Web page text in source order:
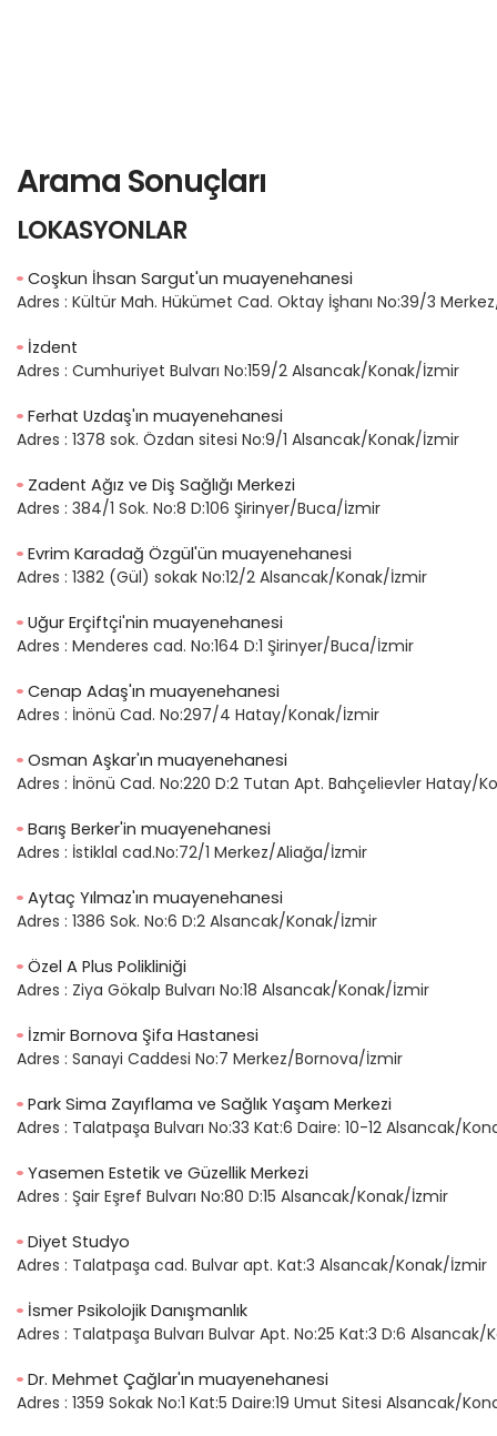
Arama Sonuçları
LOKASYONLAR
Coşkun İhsan Sargut'un muayenehanesi
Adres : Kültür Mah. Hükümet Cad. Oktay İşhanı No:39/3
İzdent
Adres : Cumhuriyet Bulvarı No:159/2 Alsancak/Konak/İzmir
Ferhat Uzdaş'ın muayenehanesi
Adres : 1378 sok. Özdan sitesi No:9/1 Alsancak/Konak/İzmir
Zadent Ağız ve Diş Sağlığı Merkezi
Adres : 384/1 Sok. No:8 D:106 Şirinyer/Buca/İzmir
Evrim Karadağ Özgül'ün muayenehanesi
Adres : 1382 (Gül) sokak No:12/2 Alsancak/Konak/İzmir
Uğur Erçiftçi'nin muayenehanesi
Adres : Menderes cad. No:164 D:1 Şirinyer/Buca/İzmir
Cenap Adaş'ın muayenehanesi
Adres : İnönü Cad. No:297/4 Hatay/Konak/İzmir
Osman Aşkar'ın muayenehanesi
Adres : İnönü Cad. No:220 D:2 Tutan Apt. Bahçelievler Hatay/
Barış Berker'in muayenehanesi
Adres : İstiklal cad.No:72/1 Merkez/Aliağa/İzmir
Aytaç Yılmaz'ın muayenehanesi
Adres : 1386 Sok. No:6 D:2 Alsancak/Konak/İzmir
Özel A Plus Polikliniği
Adres : Ziya Gökalp Bulvarı No:18 Alsancak/Konak/İzmir
İzmir Bornova Şifa Hastanesi
Adres : Sanayi Caddesi No:7 Merkez/Bornova/İzmir
Park Sima Zayıflama ve Sağlık Yaşam Merkezi
Adres : Talatpaşa Bulvarı No:33 Kat:6 Daire: 10-12 Alsancak/
Yasemen Estetik ve Güzellik Merkezi
Adres : Şair Eşref Bulvarı No:80 D:15 Alsancak/Konak/İzmir
Diyet Studyo
Adres : Talatpaşa cad. Bulvar apt. Kat:3 Alsancak/Konak/İzmir
İsmer Psikolojik Danışmanlık
Adres : Talatpaşa Bulvarı Bulvar Apt. No:25 Kat:3 D:6 Alsancak/
Dr. Mehmet Çağlar'ın muayenehanesi
Adres : 1359 Sokak No:1 Kat:5 Daire:19 Umut Sitesi Alsancak/